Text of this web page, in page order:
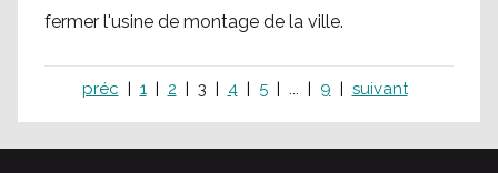
fermer l'usine de montage de la ville.
préc 1 2 3 4 5 ... 9 suivant